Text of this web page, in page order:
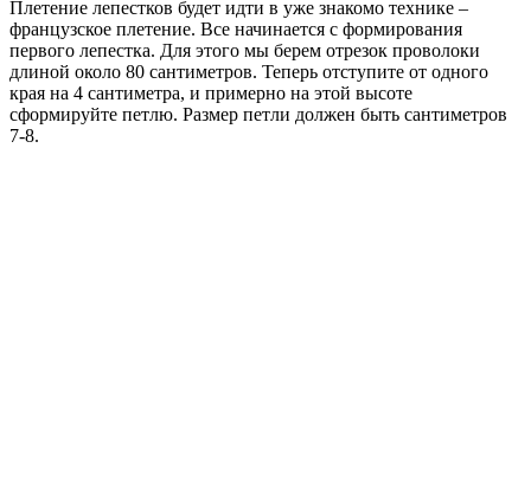
Плетение лепестков будет идти в уже знакомо технике –
французское плетение. Все начинается с формирования
первого лепестка. Для этого мы берем отрезок проволоки
длиной около 80 сантиметров. Теперь отступите от одного
края на 4 сантиметра, и примерно на этой высоте
сформируйте петлю. Размер петли должен быть сантиметров
7-8.